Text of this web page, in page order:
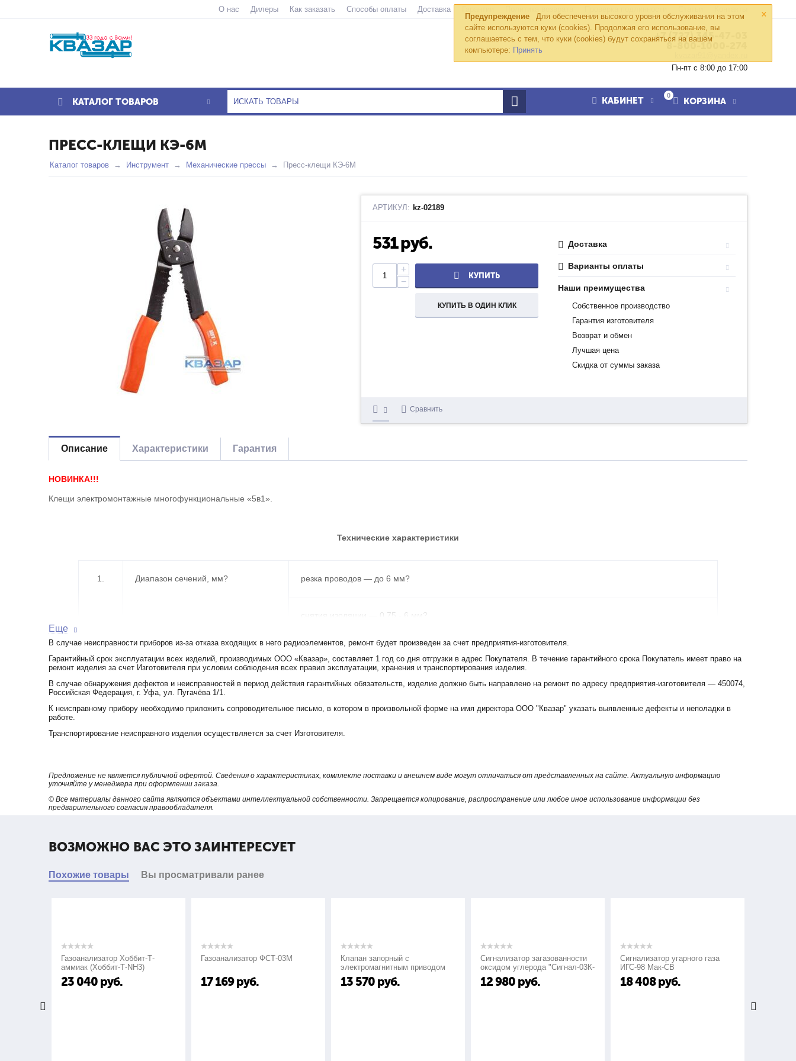
×
Предупреждение
Для обеспечения высокого уровня обслуживания на этом
сайте используются куки (cookies). Продолжая его использование, вы
соглашаетесь с тем, что куки (cookies) будут сохраняться на вашем
компьютере: Принять
О нас Дилеры Как заказать Способы оплаты Доставка
+7 (727) 345-47-03
Пн-пт с 8:00 до 17:00
КАТАЛОГ ТОВАРОВ
0
КОРЗИНА
КАБИНЕТ
ПРЕСС-КЛЕЩИ КЭ-6М
Каталог товаров Инструмент Механические прессы Пресс-клещи КЭ-6М
АРТИКУЛ: kz-02189
531руб.
+
−
КУПИТЬ
КУПИТЬ В ОДИН КЛИК
Доставка
Варианты оплаты
Наши преимущества
Собственное производство
Гарантия изготовителя
Возврат и обмен
Лучшая цена
Скидка от суммы заказа
Сравнить
Описание Характеристики Гарантия
НОВИНКА!!!
Клещи электромонтажные многофункциональные «5в1».
Технические характеристики
1. Диапазон сечений, мм? резка проводов — до 6 мм?
снятия изоляции — 0,75 - 6 мм?
опрессовка неизолированных наконечников сечением — 1,5 2,5 6 мм?
3. Профиль опрессовки точка
5. Ручки
Еще
В случае неисправности приборов из-за отказа входящих в него радиоэлементов, ремонт будет произведен за счет предприятия-изготовителя.
Гарантийный срок эксплуатации всех изделий, производимых ООО «Квазар», составляет 1 год со дня отгрузки в адрес Покупателя. В течение гарантийного срока Покупатель имеет право на
ремонт изделия за счет Изготовителя при условии соблюдения всех правил эксплуатации, хранения и транспортирования изделия.
В случае обнаружения дефектов и неисправностей в период действия гарантийных обязательств, изделие должно быть направлено на ремонт по адресу предприятия-изготовителя — 450074,
Российская Федерация, г. Уфа, ул. Пугачёва 1/1.
К неисправному прибору необходимо приложить сопроводительное письмо, в котором в произвольной форме на имя директора ООО "Квазар" указать выявленные дефекты и неполадки в
работе.
Транспортирование неисправного изделия осуществляется за счет Изготовителя.
Предложение не является публичной офертой. Сведения о характеристиках, комплекте поставки и внешнем виде могут отличаться от представленных на сайте. Актуальную информацию
уточняйте у менеджера при оформлении заказа.
© Все материалы данного сайта являются объектами интеллектуальной собственности. Запрещается копирование, распространение или любое иное использование информации без
предварительного согласия правообладателя.
ВОЗМОЖНО ВАС ЭТО ЗАИНТЕРЕСУЕТ
Похожие товары Вы просматривали ранее
Газоанализатор Хоббит-Т-
аммиак (Хоббит-Т-NH3)
23 040руб.
Газоанализатор ФСТ-03М
17 169руб.
Клапан запорный с
электромагнитным приводом
КЗМЭФ
13 570руб.
Сигнализатор загазованности
оксидом углерода "Сигнал-03К-
СО"
12 980руб.
Сигнализатор угарного газа
ИГС-98 Мак-СВ
18 408руб.